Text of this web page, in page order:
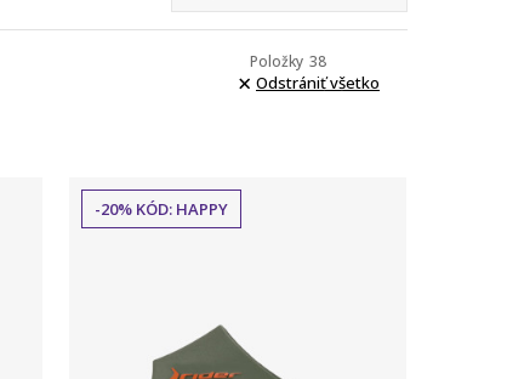
38
Položky
Odstrániť všetko
Porovnaj
-20% KÓD: HAPPY